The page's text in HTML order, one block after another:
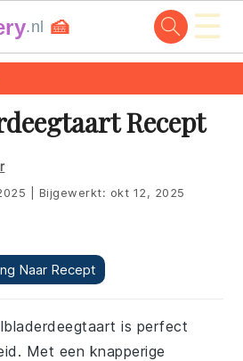
.nl 🍰 ☰
Recept
Bijgewerkt: okt 12, 2025
Naar Recept
is perfect
Met een knapperige